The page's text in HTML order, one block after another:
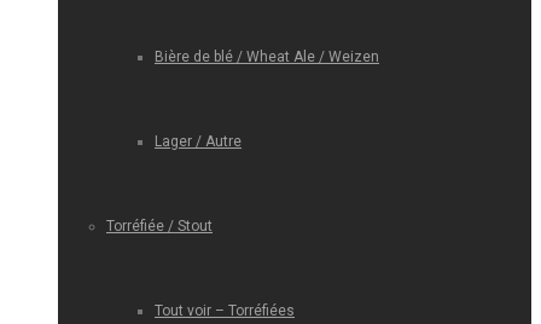
Bière de blé / Wheat Ale / Weizen
Lager / Autre
Torréfiée / Stout
Tout voir – Torréfiées